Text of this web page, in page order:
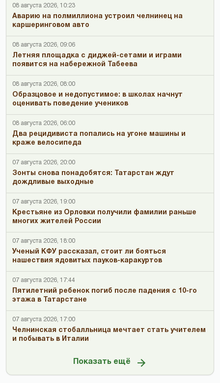
08 августа 2026, 10:23
Аварию на полмиллиона устроил челнинец на
каршеринговом авто
08 августа 2026, 09:06
Летняя площадка с диджей-сетами и играми
появится на набережной Табеева
08 августа 2026, 08:00
Образцовое и недопустимое: в школах начнут
оценивать поведение учеников
08 августа 2026, 06:00
Два рецидивиста попались на угоне машины и
краже велосипеда
07 августа 2026, 20:00
Зонты снова понадобятся: Татарстан ждут
дождливые выходные
07 августа 2026, 19:00
Крестьяне из Орловки получили фамилии раньше
многих жителей России
07 августа 2026, 18:00
Ученый КФУ рассказал, стоит ли бояться
нашествия ядовитых пауков-каракуртов
07 августа 2026, 17:44
Пятилетний ребенок погиб после падения с 10-го
этажа в Татарстане
07 августа 2026, 17:00
Челнинская стобалльница мечтает стать учителем
и побывать в Италии
Показать ещё